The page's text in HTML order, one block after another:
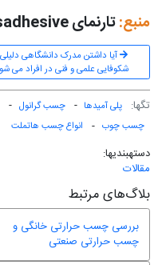
منبع:تارنمای evansadhesive
آیا داشتن مدرک دانشگاهی دلیلی
شکوفایی علمی و فنی در افراد می
تگ‎ها: پلی آمیدها چسب گرانول
چسب چوب
انواع چسب هاتملت
دسته‎بندی‎ها:
مقالات
بلاگ‌های مرتبط
بررسی چسب حرارتی خانگی و
چسب حرارتی صنعتی